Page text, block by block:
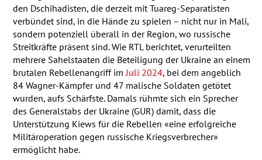
den Dschihadisten, die derzeit mit Tuareg-Separatisten
verbündet sind, in die Hände zu spielen – nicht nur in Mali,
sondern potenziell überall in der Region, wo russische
Streitkräfte präsent sind. Wie RTL berichtet, verurteilten
mehrere Sahelstaaten die Beteiligung der Ukraine an einem
brutalen Rebellenangriff im Juli 2024, bei dem angeblich
84 Wagner-Kämpfer und 47 malische Soldaten getötet
wurden, aufs Schärfste. Damals rühmte sich ein Sprecher
des Generalstabs der Ukraine (GUR) damit, dass die
Unterstützung Kiews für die Rebellen «eine erfolgreiche
Militäroperation gegen russische Kriegsverbrecher»
ermöglicht habe.